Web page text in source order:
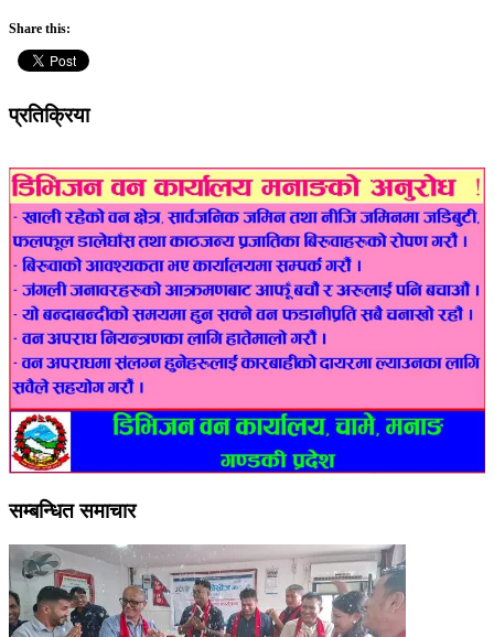
Share this:
प्रतिक्रिया
सम्बन्धित समाचार